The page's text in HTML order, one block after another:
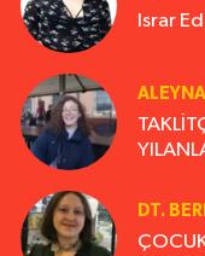
Israr
DT.